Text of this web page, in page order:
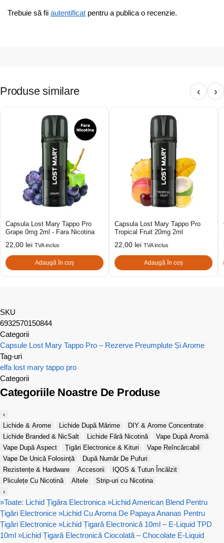
Trebuie să fii autentificat pentru a publica o recenzie.
Produse similare ‹ ›
Capsula Lost Mary Tappo Pro
Grape 0mg 2ml - Fara Nicotina
22,00 lei TVA inclus
Adaugă în coș
Capsula Lost Mary Tappo Pro
Tropical Fruit 20mg 2ml
22,00 lei TVA inclus
Adaugă în coș
SKU
6932570150844
Categorii
Capsule Lost Mary Tappo Pro – Rezerve Preumplute Și Arome
Tag-uri
elfa lost mary tappo pro
Categorii
Categoriile Noastre De Produse
‹
Lichide & Arome
Lichide După Mărime
DIY & Arome Concentrate
Lichide Branded & NicSalt
Lichide Fără Nicotină
Vape După Aromă
Vape După Aspect
Țigări Electronice & Kituri
Vape Reîncărcabil
Vape De Unică Folosință
După Număr De Pufuri
Rezistențe & Hardware
Accesorii
IQOS & Tutun Încălzit
Pliculețe Cu Nicotină
Altele
Strip-uri cu Nicotina
›
»Toate: Lichid Țigăra Electronica »Lichid American Blend Pentru
Țigări Electronice »Lichid Cu Aroma De Papaya Ananas Pentru
Țigări Electronice »Lichid Țigară Electronică 10ml – E-Liquid TPD
10ml »Lichid Țigară Electronică Ciocolată – Chocolate E-Liquid